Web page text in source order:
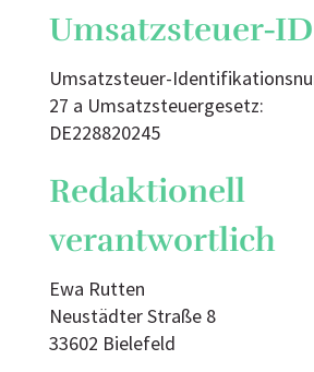
Umsatzsteuer-ID
Umsatzsteuer-
27 a Umsatzsteuergesetz:
DE228820245
Redaktionell
verantwortlich
Ewa Rutten
Neustädter Straße 8
33602 Bielefeld